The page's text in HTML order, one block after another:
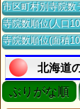
市区町村別寺院数
寺院数順位(人口
寺院数順位(面積
北海道
ぶりがな順